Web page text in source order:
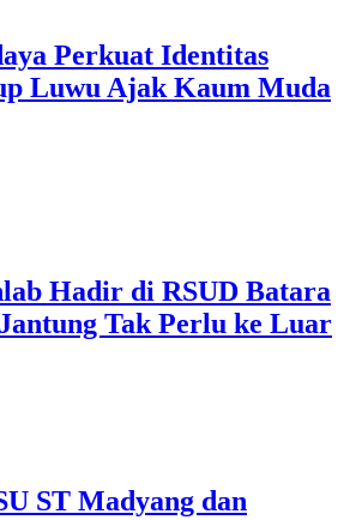
Perkuat Identitas
Luwu Ajak Kaum Muda
Hadir di RSUD Batara
Tak Perlu ke Luar
ST Madyang dan